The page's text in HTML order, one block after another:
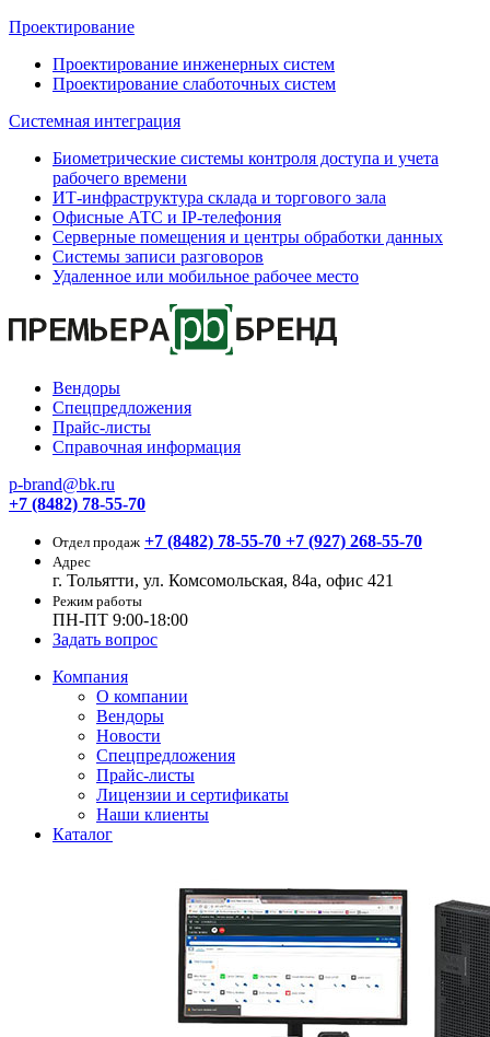
Проектирование
Проектирование инженерных систем
Проектирование слаботочных систем
Системная интеграция
Биометрические системы контроля доступа и учета
рабочего времени
ИТ-инфраструктура склада и торгового зала
Офисные АТС и IP-телефония
Серверные помещения и центры обработки данных
Системы записи разговоров
Удаленное или мобильное рабочее место
Вендоры
Спецпредложения
Прайс-листы
Справочная информация
p-brand@bk.ru
+7 (8482) 78-55-70
Отдел продаж +7 (8482) 78-55-70 +7 (927) 268-55-70
Адрес
г. Тольятти, ул. Комсомольская, 84а, офис 421
Режим работы
ПН-ПТ 9:00-18:00
Задать вопрос
Компания
О компании
Вендоры
Новости
Спецпредложения
Прайс-листы
Лицензии и сертификаты
Наши клиенты
Каталог